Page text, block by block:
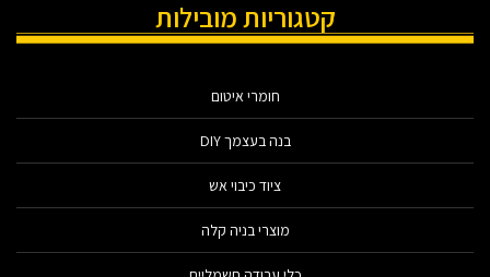
קטגוריות מובילות
חומרי איטום
בנה בעצמך DIY
ציוד כיבוי אש
מוצרי בניה קלה